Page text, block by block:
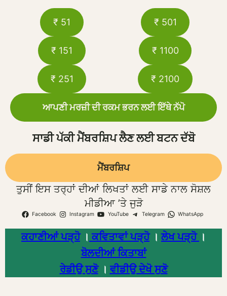
₹ 51
₹ 151
₹ 251
₹ 501
₹ 1100
₹ 2100
ਆਪਣੀ ਮਰਜ਼ੀ ਦੀ ਰਕਮ ਭਰਨ ਲਈ ਇੱਥੇ ਨੱਪੋ
ਸਾਡੀ ਪੱਕੀ ਮੈਂਬਰਸ਼ਿਪ ਲੈਣ ਲਈ ਬਟਨ ਦੱਬੋ
ਮੈਂਬਰਸ਼ਿਪ
ਤੁਸੀਂ ਇਸ ਤਰ੍ਹਾਂ ਦੀਆਂ ਲਿਖਤਾਂ ਲਈ ਸਾਡੇ ਨਾਲ ਸੋਸ਼ਲ
ਮੀਡੀਆ ’ਤੇ ਜੁੜੋ
Facebook Instagram YouTube Telegram WhatsApp
ਕਹਾਣੀਆਂ ਪੜ੍ਹੋ। ਕਵਿਤਾਵਾਂ ਪੜ੍ਹੋ।ਲੇਖ ਪੜ੍ਹੋ ।
ਬੋਲਦੀਆਂ ਕਿਤਾਬਾਂ
ਰੇਡੀਉ ਸੁਣੋ। ਵੀਡੀਉ ਦੇਖੋ ਸੁਣੋ